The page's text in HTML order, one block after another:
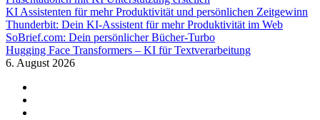
KI Assistenten für mehr Produktivität und persönlichen Zeitgewinn
Thunderbit: Dein KI-Assistent für mehr Produktivität im Web
SoBrief.com: Dein persönlicher Bücher-Turbo
Hugging Face Transformers – KI für Textverarbeitung
6. August 2026